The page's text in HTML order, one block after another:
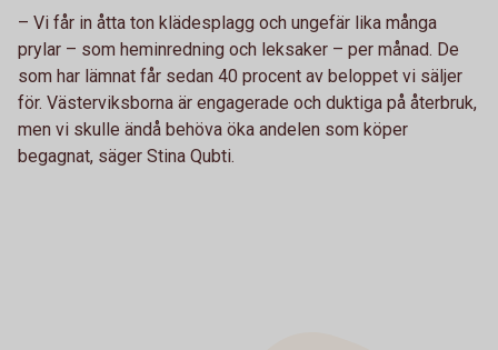
– Vi får in åtta ton klädesplagg och ungefär lika många
prylar – som heminredning och leksaker – per månad. De
som har lämnat får sedan 40 procent av beloppet vi säljer
för. Västerviksborna är engagerade och duktiga på återbruk,
men vi skulle ändå behöva öka andelen som köper
begagnat, säger Stina Qubti.